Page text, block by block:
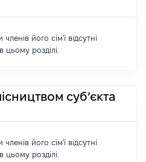
його сім'ї відсутні
цьому розділі.
суб’єкта
його сім'ї відсутні
цьому розділі.